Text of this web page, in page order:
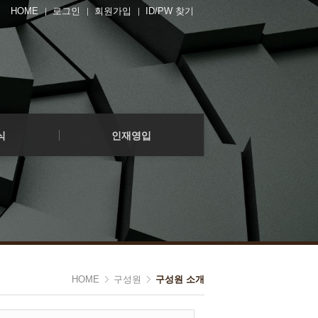
HOME 로그인 회원가입 ID/PW 찾기
인재영입
인재영입
지원하기
HOME 구성원 구성원 소개